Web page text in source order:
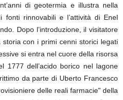
di geotermia e illustra nella
rinnovabili e l’attività di Enel
Dopo l’introduzione, il visitatore
con i primi cenni storici legati
si entra nel cuore della risorsa
1777 dell’acido borico nel lagone
da parte di Uberto Francesco
delle reali farmacie" della